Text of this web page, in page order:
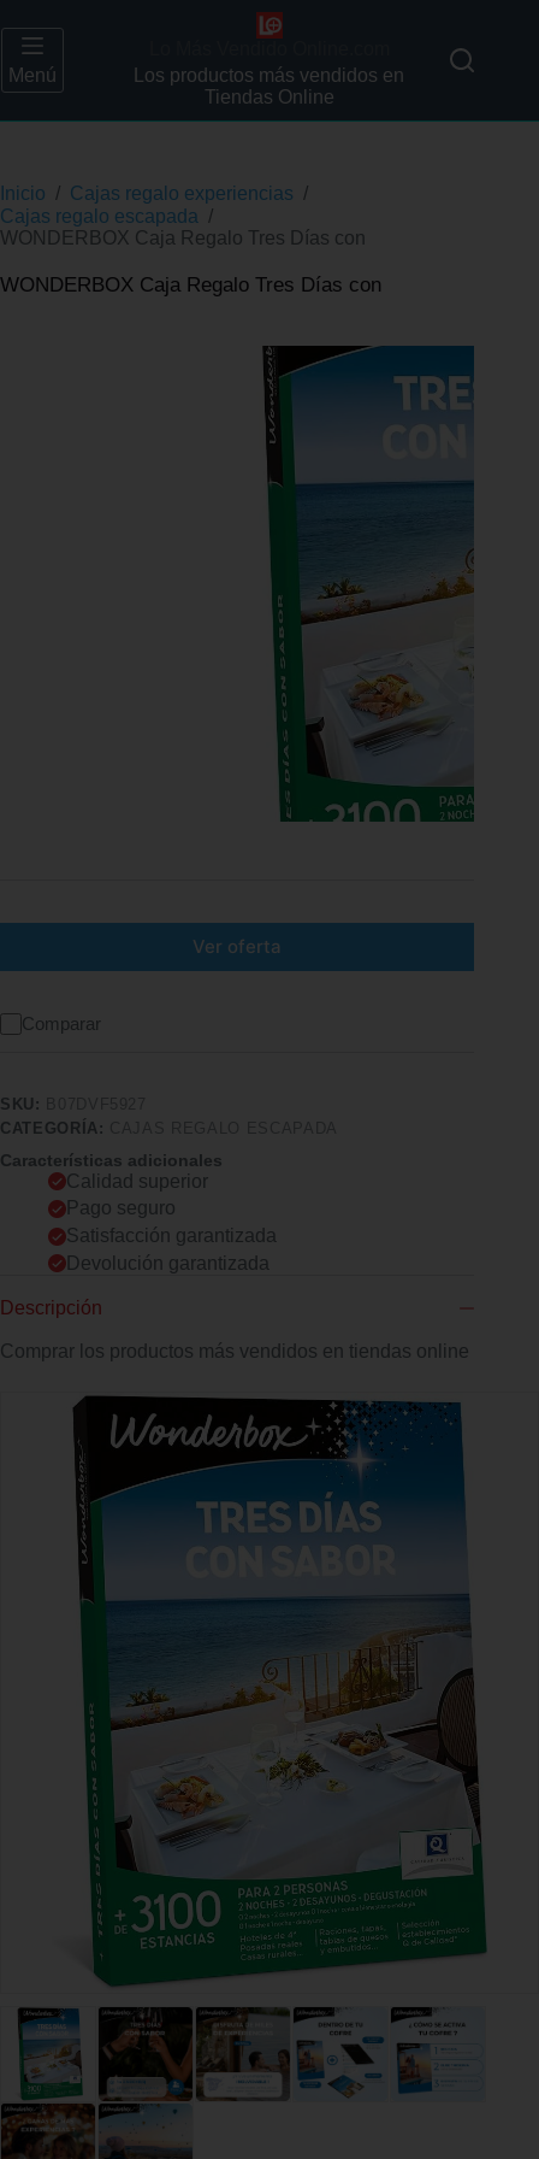
Menú
Los productos más vendidos en
Tiendas Online
Inicio / Cajas regalo experiencias /
Cajas regalo escapada /
WONDERBOX Caja Regalo Tres Días con
WONDERBOX Caja Regalo Tres Días con
Ver oferta
Comparar
SKU:
CATEGORÍA:
Características adicionales
Calidad superior
Pago seguro
Satisfacción garantizada
Devolución garantizada
Descripción
Comprar los productos más vendidos en tiendas online